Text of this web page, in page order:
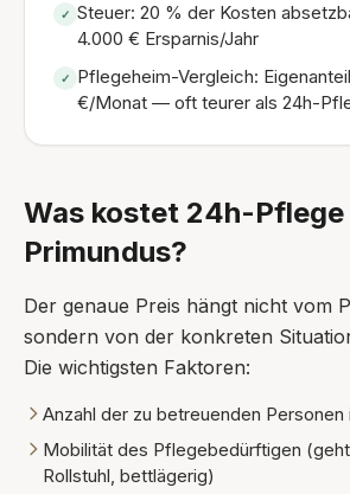
✓ Steuer: 20 % der Kosten
4.000 € Ersparnis/Jahr
✓
Pflegeheim-Vergleich:
€/Monat — oft teurer als 24h-
Was kostet 24h-Pflege
Primundus?
Der genaue Preis hängt nicht vom
sondern von der konkreten
Die wichtigsten Faktoren:
Anzahl der zu betreuenden Personen
Mobilität des Pflegebedürftigen
Rollstuhl, bettlägerig)